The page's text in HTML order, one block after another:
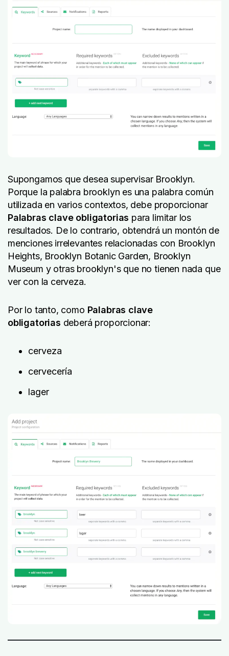
Supongamos que desea supervisar Brooklyn.
Porque la palabra brooklyn es una palabra común
utilizada en varios contextos, debe proporcionar
Palabras clave obligatorias para limitar los
resultados. De lo contrario, obtendrá un montón de
menciones irrelevantes relacionadas con Brooklyn
Heights, Brooklyn Botanic Garden, Brooklyn
Museum y otras brooklyn'sque no tienen nada que
ver con la cerveza.
Por lo tanto, como Palabras clave
obligatorias deberá proporcionar:
cerveza
cervecería
lager